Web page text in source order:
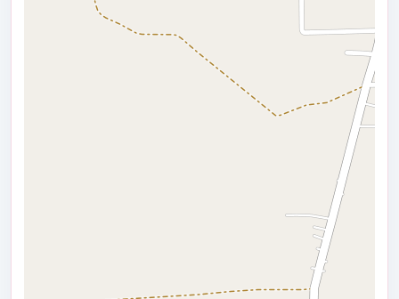
pangkalandurin.lada@gmail.com
Titik Lokasi Kantor Desa